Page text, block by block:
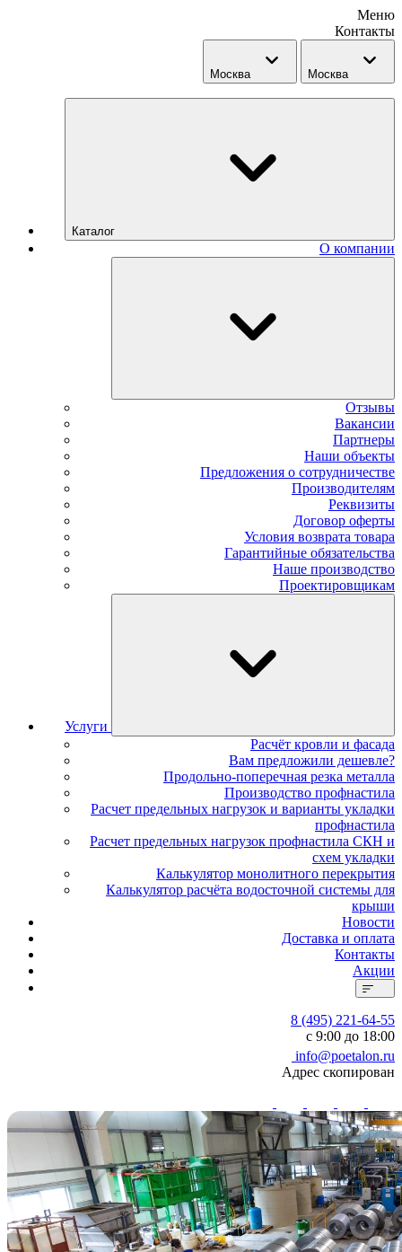
Меню
Контакты
Москва Москва
Каталог
О компании
Отзывы
Вакансии
Партнеры
Наши объекты
Предложения о сотрудничестве
Производителям
Реквизиты
Договор оферты
Условия возврата товара
Гарантийные обязательства
Наше производство
Проектировщикам
Услуги
Расчёт кровли и фасада
Вам предложили дешевле?
Продольно-поперечная резка металла
Производство профнастила
Расчет предельных нагрузок и варианты укладки
профнастила
Расчет предельных нагрузок профнастила СКН и
схем укладки
Калькулятор монолитного перекрытия
Калькулятор расчёта водосточной системы для
крыши
Новости
Доставка и оплата
Контакты
Акции
8 (495) 221-64-55
с 9:00 до 18:00
info@poetalon.ru
Адрес скопирован